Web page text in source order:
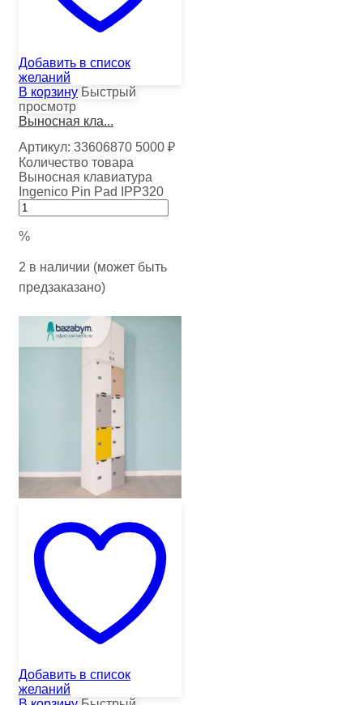
Добавить в список
желаний
В корзину Быстрый
просмотр
Выносная кла...
Артикул: 33606870 5000 ₽
Количество товара
Выносная клавиатура
Ingenico Pin Pad IPP320
%
2 в наличии (может быть
предзаказано)
Добавить в список
желаний